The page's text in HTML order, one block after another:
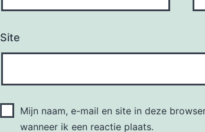
Site
Mijn naam, e-mail en site in deze
wanneer ik een reactie plaats.